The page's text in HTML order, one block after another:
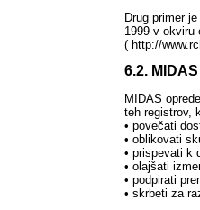
Drug primer
1999 v okviru
( http://
6.2.
MIDAS
teh registrov,
• povečati
• oblikovati
• prispevati k
• olajšati
• podpirati
• skrbeti za